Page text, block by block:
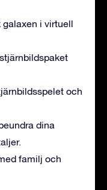
galaxen i virtuell
och
dina
familj och